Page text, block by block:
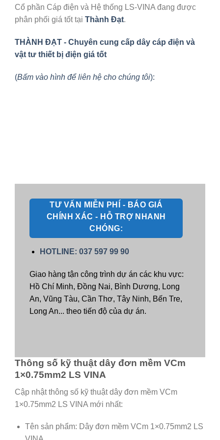
Cổ phần Cáp điện và Hệ thống LS-VINA đang được
phân phối giá tốt tại Thành Đạt.
THÀNH ĐẠT - Chuyên cung cấp dây cáp điện và
vật tư thiết bị điện giá tốt
(Bấm vào hình để liên hệ cho chúng tôi):
TƯ VẤN MIỄN PHÍ - BÁO GIÁ
CHÍNH XÁC - HỖ TRỢ NHANH
CHÓNG:
HOTLINE: 037 597 99 90
Giao hàng tận công trình dự án các khu vực:
Hồ Chí Minh, Đồng Nai, Bình Dương, Long
An, Vũng Tàu, Cần Thơ, Tây Ninh, Bến Tre,
Long An... theo tiến độ của dự án.
Thông số kỹ thuật dây đơn mềm VCm
1×0.75mm2 LS VINA
Cập nhật thông số kỹ thuật dây đơn mềm VCm
1×0.75mm2 LS VINA mới nhất:
Tên sản phẩm: Dây đơn mềm VCm 1×0.75mm2 LS